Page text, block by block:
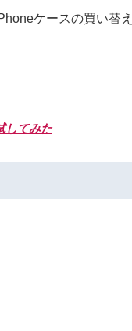
ケースの買い替
してみた